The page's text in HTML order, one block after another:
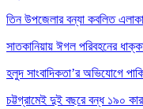
তিন উপজেলার বন্যা কবলিত
সাতকানিয়ায় ঈগল পরিবহনের
হলুদ সাংবাদিকতা’র অভিযোগে
চট্টগ্রামেই দুই বছরে বন্ধ ১৯০